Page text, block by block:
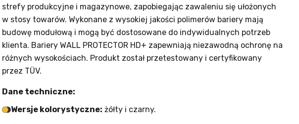
strefy produkcyjne i magazynowe, zapobiegając zawaleniu się ułożonych
w stosy towarów. Wykonane z wysokiej jakości polimerów bariery mają
budowę modułową i mogą być dostosowane do indywidualnych potrzeb
klienta. Bariery WALL PROTECTOR HD+ zapewniają niezawodną ochronę na
różnych wysokościach. Produkt został przetestowany i certyfikowany
przez TÜV.
Dane techniczne:
Wersje kolorystyczne: żółty i czarny.